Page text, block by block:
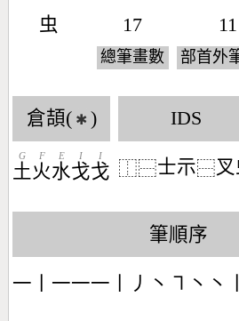
虫 17
總筆畫數
11
部首外
倉頡( ✱ )
土
G
火
F
水
E
戈
I
戈
I
IDS
⿰⿱士示⿱
筆順序
一丨一一一丨丿丶㇕丶丶